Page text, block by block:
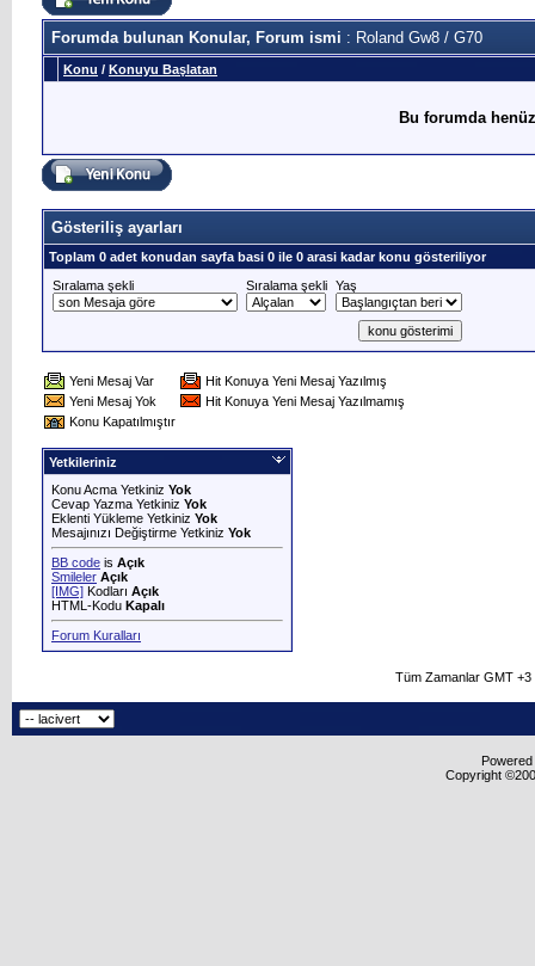
Forumda bulunan Konular, Forum ismi : Roland Gw8 / G70
Konu / Konuyu Başlatan
Bu forumda
Gösteriliş ayarları
Toplam 0 adet konudan sayfa basi 0 ile 0 arasi kadar konu gösteriliyor
Sıralama şekli
Sıralama şekli Yaş
Yeni Mesaj Var
Hit Konuya Yeni Mesaj Yazılmış
Yeni Mesaj Yok
Hit Konuya Yeni Mesaj Yazılmamış
Konu Kapatılmıştır
Yetkileriniz
Konu Acma Yetkiniz Yok
Cevap Yazma Yetkiniz Yok
Eklenti Yükleme Yetkiniz Yok
Mesajınızı Değiştirme Yetkiniz Yok
BB code is Açık
Smileler Açık
[IMG] Kodları Açık
HTML-Kodu Kapalı
Forum Kuralları
Tüm Zamanlar GMT
Copyright